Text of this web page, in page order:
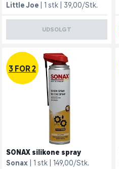
Little Joe
1 stk 39,00/Stk.
UDSOLGT
3 FOR 2
SONAX silikone spray
Sonax
1 stk 149,00/Stk.